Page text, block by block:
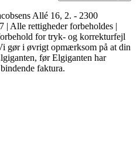
Allé 16, 2. - 2300
| Alle rettigheder forbeholdes |
for tryk- og korrekturfejl
gør i øvrigt opmærksom på at din
før Elgiganten har
faktura.